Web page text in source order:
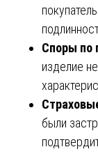
Споры по
изделие
были